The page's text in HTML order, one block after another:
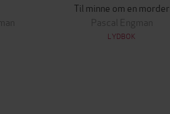
Til minne om en morder
Pascal Engman
LYDBOK